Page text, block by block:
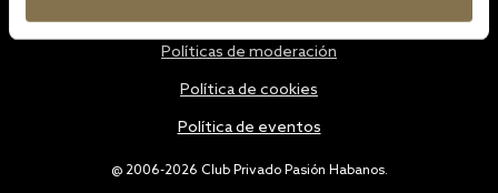
@ 2006-2026 Club Privado Pasión Habanos.
Políticas de moderación
Política de cookies
Política de eventos